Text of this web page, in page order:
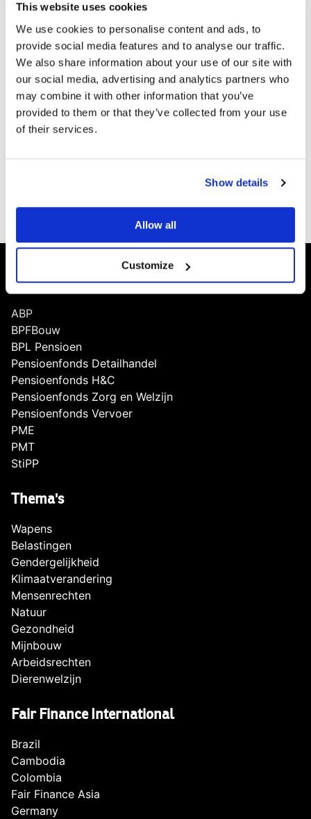
This website uses cookies
We use cookies to personalise content and ads, to
provide social media features and to analyse our traffic.
We also share information about your use of our site with
our social media, advertising and analytics partners who
may combine it with other information that you’ve
provided to them or that they’ve collected from your use
of their services.
Show details
Allow all
Customize
investeren!
Geen geld naar wapens voor dictators, vuile energie
en kinderarbeid!
Oefen invloed uit op jouw Pensioenfonds: stuur een
compliment of een klacht.
Stuur een compliment naar mijn Pensioenfonds
Scores
ABP
BPFBouw
BPL Pensioen
Pensioenfonds Detailhandel
Pensioenfonds H&C
Pensioenfonds Zorg en Welzijn
Pensioenfonds Vervoer
PME
PMT
StiPP
Thema's
Wapens
Belastingen
Gendergelijkheid
Klimaatverandering
Mensenrechten
Natuur
Gezondheid
Mijnbouw
Arbeidsrechten
Dierenwelzijn
Fair Finance International
Brazil
Cambodia
Colombia
Fair Finance Asia
Germany